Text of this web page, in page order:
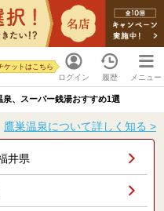
ログイン
ケットはこちら
履歴 メニュー
、スーパー銭湯おすすめ1選
鷹巣温泉について詳しく知る >
井県